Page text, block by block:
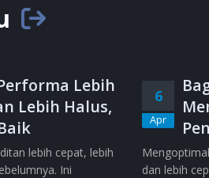
Lebih
Lebih Halus,
lebih cepat, lebih
Ini
6
Apr
dan lebih